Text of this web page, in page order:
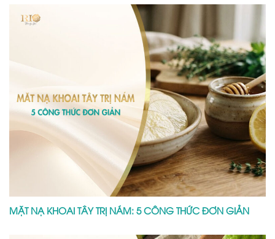
MẶT NẠ KHOAI TÂY TRỊ NÁM: 5 CÔNG THỨC ĐƠN GIẢN